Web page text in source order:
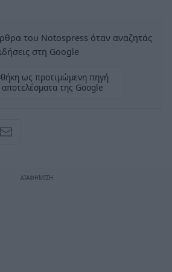
του Notospress όταν αναζητάς
στη Google
ως προτιμώμενη πηγή
αποτελέσματα της Google